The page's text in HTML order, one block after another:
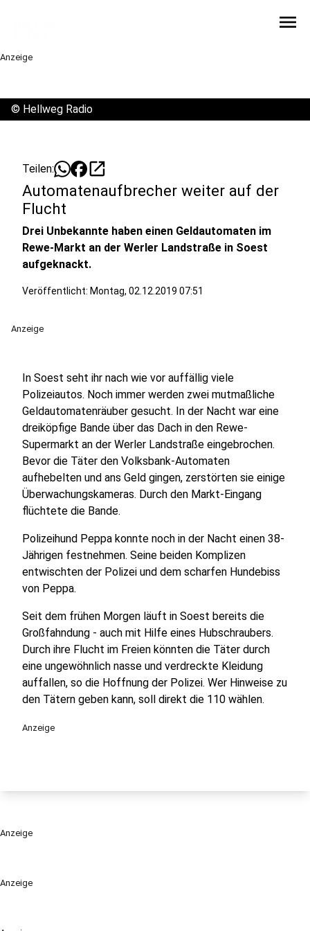
menu
Anzeige
Anzeige
© Hellweg Radio
Teilen: open_in_new
Automatenaufbrecher weiter auf der
Flucht
Drei Unbekannte haben einen Geldautomaten im
Rewe-Markt an der Werler Landstraße in Soest
aufgeknackt.
Veröffentlicht: Montag, 02.12.2019 07:51
Anzeige
In Soest seht ihr nach wie vor auffällig viele
Polizeiautos. Noch immer werden zwei mutmaßliche
Geldautomatenräuber gesucht. In der Nacht war eine
dreiköpfige Bande über das Dach in den Rewe-
Supermarkt an der Werler Landstraße eingebrochen.
Bevor die Täter den Volksbank-Automaten
aufhebelten und ans Geld gingen, zerstörten sie einige
Überwachungskameras. Durch den Markt-Eingang
flüchtete die Bande.
Polizeihund Peppa konnte noch in der Nacht einen 38-
Jährigen festnehmen. Seine beiden Komplizen
entwischten der Polizei und dem scharfen Hundebiss
von Peppa.
Seit dem frühen Morgen läuft in Soest bereits die
Großfahndung - auch mit Hilfe eines Hubschraubers.
Durch ihre Flucht im Freien könnten die Täter durch
eine ungewöhnlich nasse und verdreckte Kleidung
auffallen, so die Hoffnung der Polizei. Wer Hinweise zu
den Tätern geben kann, soll direkt die 110 wählen.
Anzeige
Anzeige